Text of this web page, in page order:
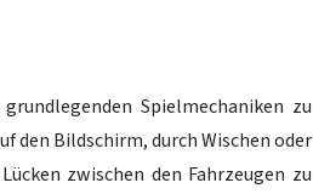
Spielmechaniken zu
den Bildschirm, durch Wischen oder
zwischen den Fahrzeugen zu